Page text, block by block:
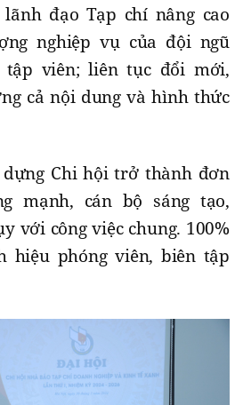
đạo Tạp chí nâng cao
nghiệp vụ của đội ngũ
tập viên; liên tục đổi mới,
cả nội dung và hình thức
dựng Chi hội trở thành đơn
mạnh, cán bộ sáng tạo,
với công việc chung. 100%
hiệu phóng viên, biên tập